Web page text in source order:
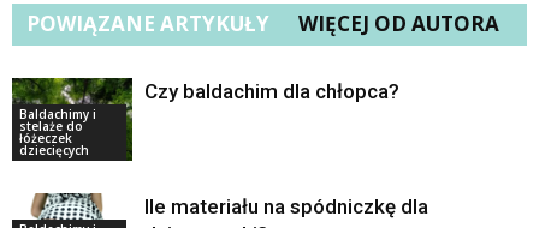
POWIĄZANE ARTYKUŁY WIĘCEJ OD AUTORA
Baldachimy i
stelaże do
łóżeczek
dziecięcych
Czy baldachim dla chłopca?
Ile materiału na spódniczkę dla